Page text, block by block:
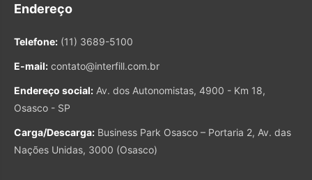
Endereço
Telefone: (11) 3689-5100
E-mail: contato@interfill.com.br
Endereço social: Av. dos Autonomistas, 4900 - Km 18,
Osasco - SP
Carga/Descarga: Business Park Osasco – Portaria 2, Av. das
Nações Unidas, 3000 (Osasco)